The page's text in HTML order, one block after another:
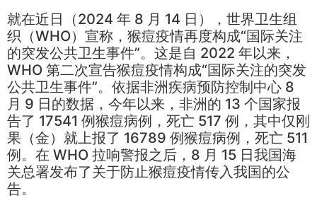
就在近日（2024 年 8 月 14 日），世界卫生组
织（WHO）宣称，猴痘疫情再度构成“国际关注
的突发公共卫生事件”。这是自 2022 年以来，
WHO 第二次宣告猴痘疫情构成“国际关注的突发
公共卫生事件”。依据非洲疾病预防控制中心 8
月 9 日的数据，今年以来，非洲的 13 个国家报
告了 17541 例猴痘病例，死亡 517 例，其中仅刚
果（金）就上报了 16789 例猴痘病例，死亡 511
例。在 WHO 拉响警报之后，8 月 15 日我国海
关总署发布了关于防止猴痘疫情传入我国的公
告。